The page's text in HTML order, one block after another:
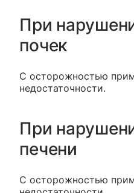
При
почек
C осторожностью
недостаточности.
При
печени
C осторожностью